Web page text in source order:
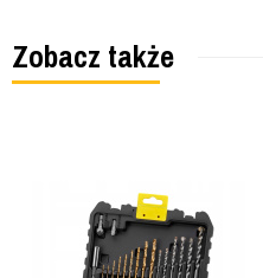
Zobacz także